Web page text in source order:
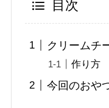
目次
クリームチ
作り方
今回のおや